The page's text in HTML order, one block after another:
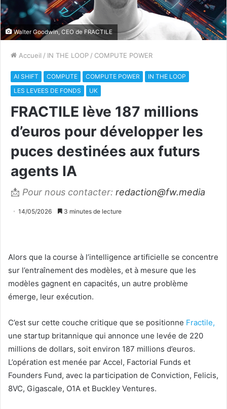
Walter Goodwin, CEO de FRACTILE
Accueil / IN THE LOOP / COMPUTE POWER
AI SHIFT COMPUTE COMPUTE POWER
IN THE LOOP
LES LEVEES DE FONDS
UK
FRACTILE lève 187 millions
d’euros pour développer les
puces destinées aux futurs
agents IA
📩 Pour nous contacter: redaction@fw.media
14/05/2026 3 minutes de lecture
Alors que la course à l’intelligence artificielle se concentre
sur l’entraînement des modèles, et à mesure que les
modèles gagnent en capacités, un autre problème
émerge, leur exécution.
C’est sur cette couche critique que se positionne Fractile,
une startup britannique qui annonce une levée de 220
millions de dollars, soit environ 187 millions d’euros.
L’opération est menée par Accel, Factorial Funds et
Founders Fund, avec la participation de Conviction, Felicis,
8VC, Gigascale, O1A et Buckley Ventures.